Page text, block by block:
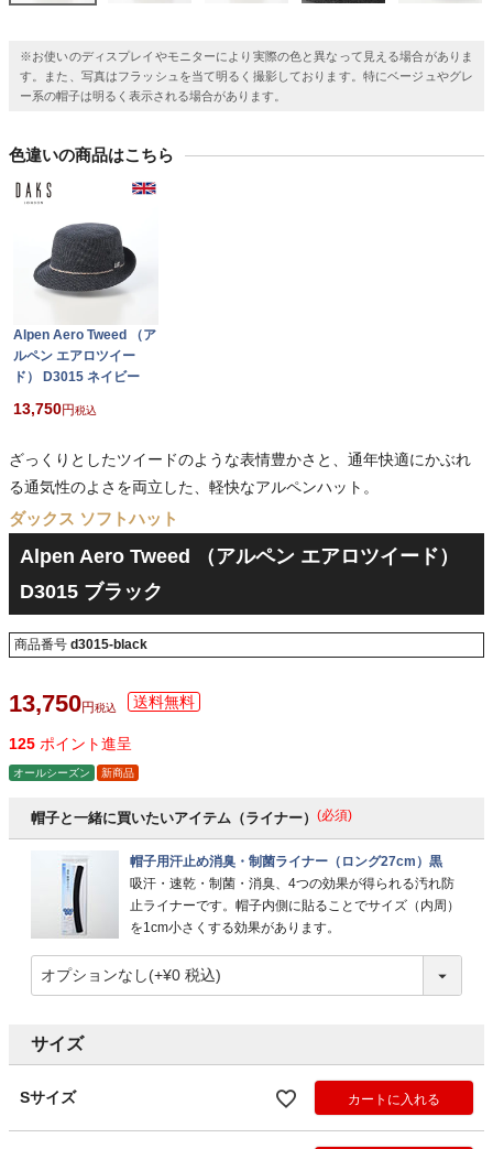
※お使いのディスプレイやモニターにより実際の色と異なって見える場合がありま
す。また、写真はフラッシュを当て明るく撮影しております。特にベージュやグレ
ー系の帽子は明るく表示される場合があります。
色違いの商品はこちら
Alpen Aero Tweed （ア
ルペン エアロツイー
ド） D3015 ネイビー
13,750 税込
ざっくりとしたツイードのような表情豊かさと、通年快適にかぶれ
る通気性のよさを両立した、軽快なアルペンハット。
ダックス ソフトハット
Alpen Aero Tweed （アルペン エアロツイード）
D3015 ブラック
商品番号 d3015-black
13,750 税込
125 ポイント進呈
オールシーズン 新商品
帽子と一緒に買いたいアイテム（ライナー） (必須)
帽子用汗止め消臭・制菌ライナー（ロング27cm）黒
吸汗・速乾・制菌・消臭、4つの効果が得られる汚れ防
止ライナーです。帽子内側に貼ることでサイズ（内周）
を1cm小さくする効果があります。
サイズ
Sサイズ カートに入れる